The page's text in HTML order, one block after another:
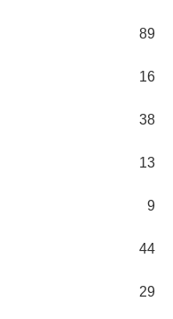
89
16
38
13
9
44
29